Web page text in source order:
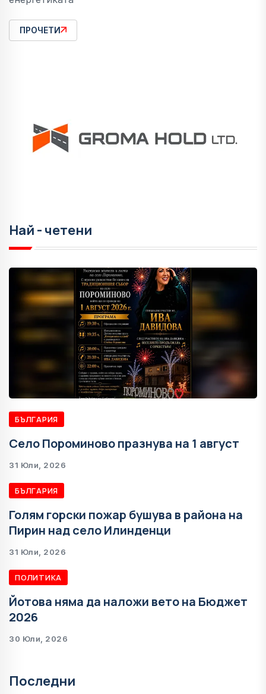
ПРОЧЕТИ
Най - четени
БЪЛГАРИЯ
Село Пороминово празнува на 1 август
31 Юли, 2026
БЪЛГАРИЯ
Голям горски пожар бушува в района на
Пирин над село Илинденци
31 Юли, 2026
ПОЛИТИКА
Йотова няма да наложи вето на Бюджет
2026
30 Юли, 2026
Последни